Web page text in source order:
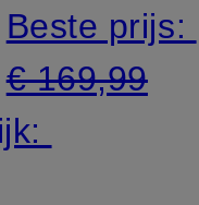
Beste prijs:
€ 169,99